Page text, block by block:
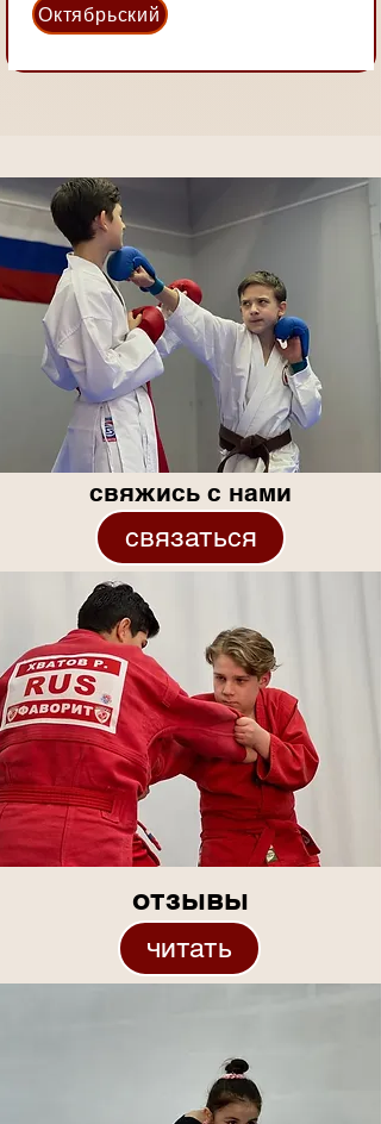
Октябрьский
свяжись с нами
связаться
отзывы
читать